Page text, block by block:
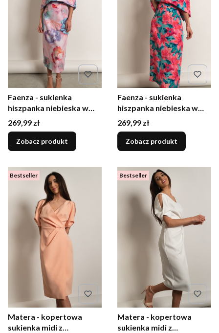
Faenza - sukienka
hiszpanka niebieska w
duże pastelowe kwiaty
Cena
269,99 zł
Zobacz produkt
Faenza - sukienka
hiszpanka niebieska w
duże różowe kwiaty
Cena
269,99 zł
Zobacz produkt
Bestseller
Matera - kopertowa
sukienka midi z
Bestseller
Matera - kopertowa
sukienka midi z